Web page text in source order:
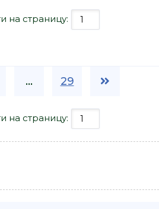
на страницу:
... 29
на страницу: